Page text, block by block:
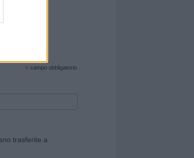
* campo obbligatorio
trasferite a